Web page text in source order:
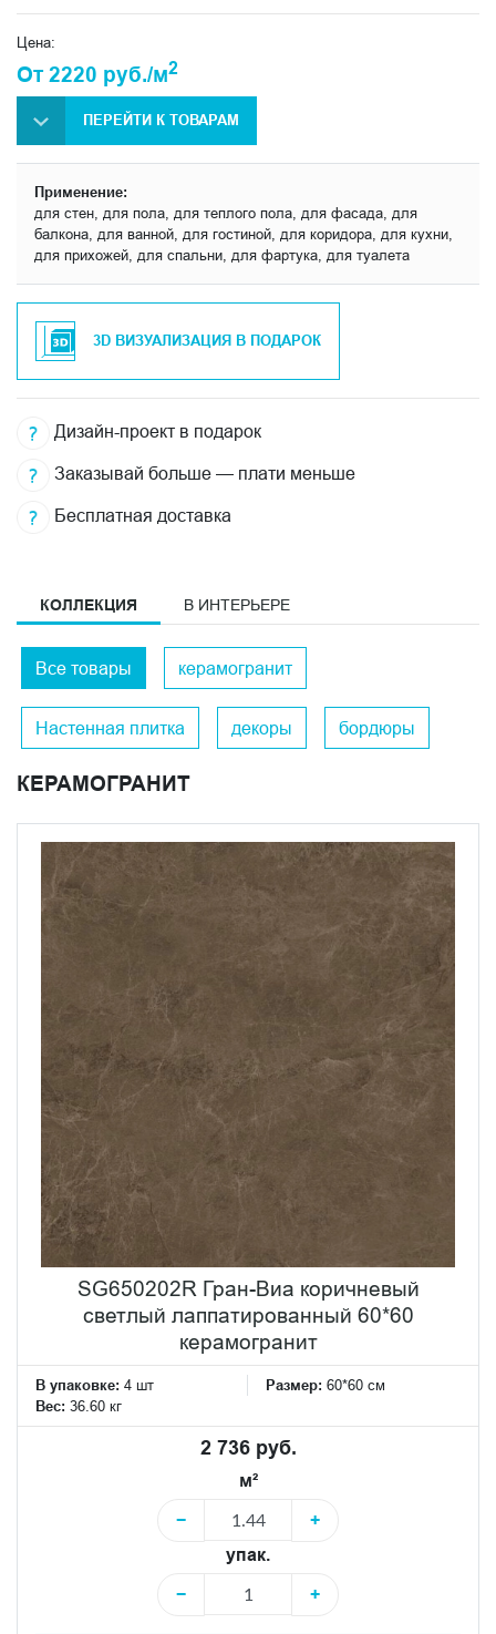
Цена:
От 2220 руб./м2
ПЕРЕЙТИ К ТОВАРАМ
Применение:
для стен, для пола, для теплого пола, для фасада, для
балкона, для ванной, для гостиной, для коридора, для кухни,
для прихожей, для спальни, для фартука, для туалета
3D ВИЗУАЛИЗАЦИЯ В ПОДАРОК
Дизайн-проект в подарок
Заказывай больше — плати меньше
Бесплатная доставка
КОЛЛЕКЦИЯ В ИНТЕРЬЕРЕ
Все товары керамогранит
Настенная плитка декоры бордюры
КЕРАМОГРАНИТ
SG650202R Гран-Виа коричневый
светлый лаппатированный 60*60
керамогранит
В упаковке: 4 шт Размер: 60*60 см
Вес: 36.60 кг
2 736 руб.
м²
−
+
упак.
−
+